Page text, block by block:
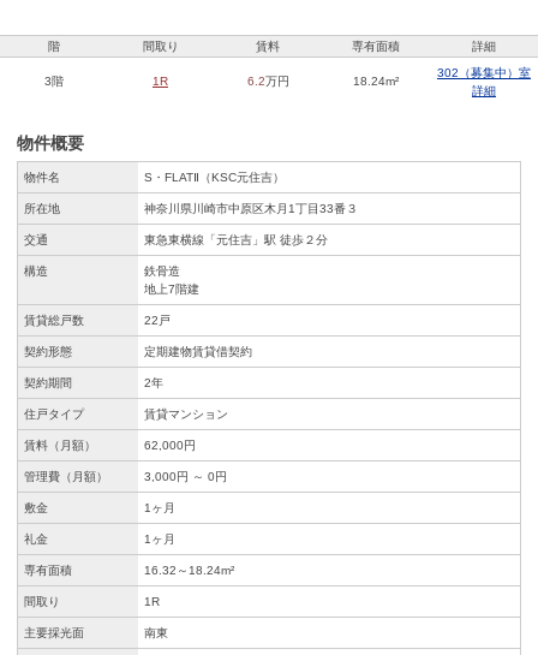
階 間取り 賃料 専有面積 詳細
3階 1R 6.2万円 18.24m²
302（募集中）室
詳細
物件概要
物件名 S・FLATⅡ（KSC元住吉）
所在地 神奈川県川崎市中原区木月1丁目33番３
交通 東急東横線「元住吉」駅 徒歩２分
構造
鉄骨造
地上7階建
賃貸総戸数 22戸
契約形態 定期建物賃貸借契約
契約期間 2年
住戸タイプ 賃貸マンション
賃料（月額） 62,000円
管理費（月額） 3,000円 ～ 0円
敷金 1ヶ月
礼金 1ヶ月
専有面積 16.32～18.24m²
間取り 1R
主要採光面 南東